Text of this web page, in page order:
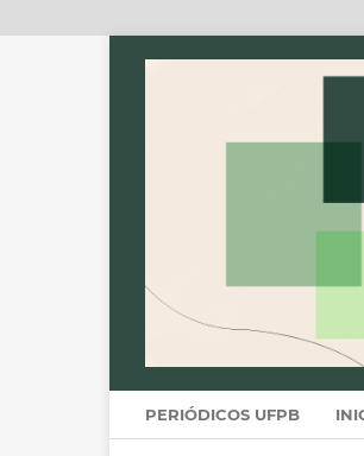
PERIÓDICOS UFPB